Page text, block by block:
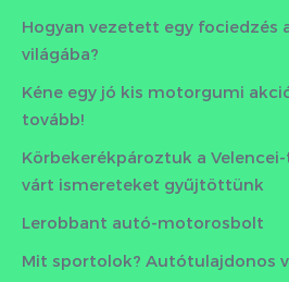
Hogyan vezetett egy fociedzés
világába?
Kéne egy jó kis motorgumi
tovább!
Körbekerékpároztuk a
várt ismereteket gyűjtöttünk
Lerobbant autó-motorosbolt
Mit sportolok? Autótulajdonos